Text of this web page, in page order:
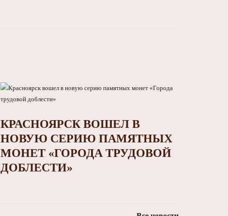
КРАСНОЯРСК ВОШЕЛ В
НОВУЮ СЕРИЮ ПАМЯТНЫХ
МОНЕТ «ГОРОДА ТРУДОВОЙ
ДОБЛЕСТИ»